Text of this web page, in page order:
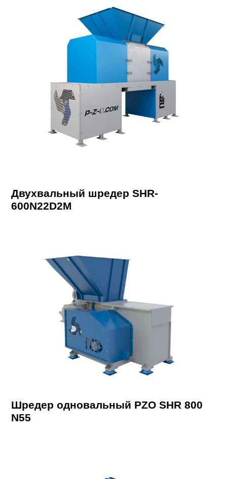
Двухвальный шредер SHR-
600N22D2M
Шредер одновальный PZO SHR 800
N55